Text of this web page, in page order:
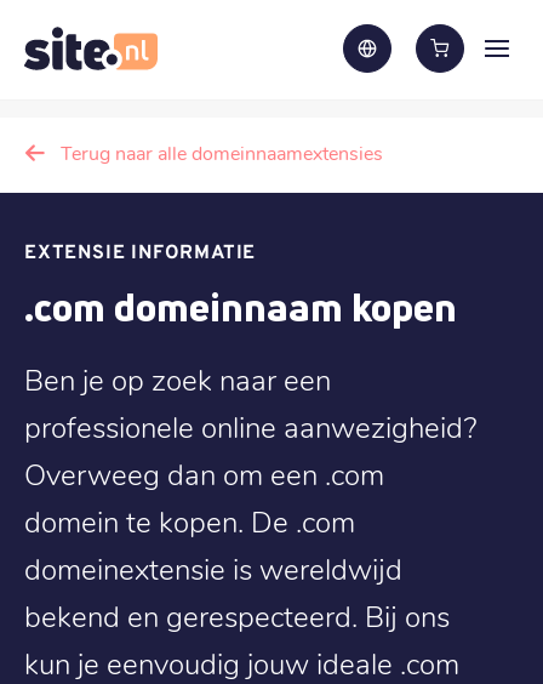
Terug naar alle domeinnaamextensies
EXTENSIE INFORMATIE
.com domeinnaam kopen
Ben je op zoek naar een
professionele online aanwezigheid?
Overweeg dan om een .com
domein te kopen. De .com
domeinextensie is wereldwijd
bekend en gerespecteerd. Bij ons
kun je eenvoudig jouw ideale .com